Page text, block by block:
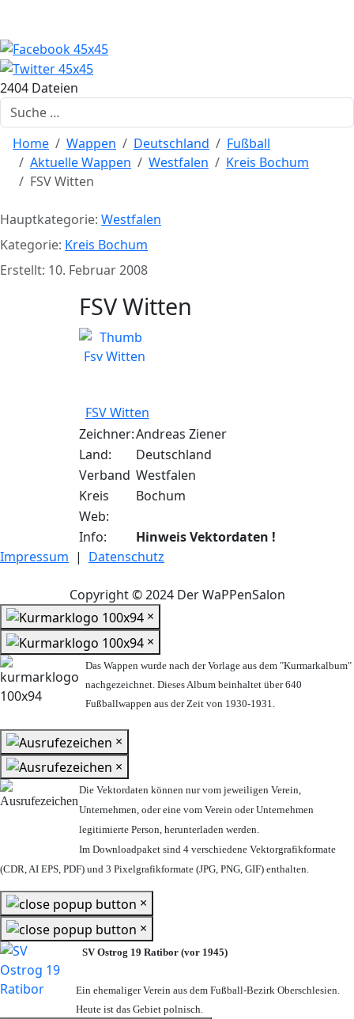
2404 Dateien
Suchen
Home Wappen Deutschland
Fußball
Aktuelle Wappen
Westfalen
Kreis Bochum
FSV Witten
Hauptkategorie: Westfalen
Kategorie: Kreis Bochum
Erstellt: 10. Februar 2008
FSV Witten
FSV Witten
Zeichner:Andreas Ziener
Land:
Deutschland
Verband Westfalen
Kreis
Bochum
Web:
Info:
Hinweis Vektordaten !
Impressum | Datenschutz
Copyright © 2024 Der WaPPenSalon
×
×
Das Wappen wurde nach der Vorlage aus dem "Kurmarkalbum"
nachgezeichnet. Dieses Album beinhaltet über 640
Fußballwappen aus der Zeit von 1930-1931.
×
×
Die Vektordaten können nur vom jeweiligen Verein,
Unternehmen, oder eine vom Verein oder Unternehmen
legitimierte Person, herunterladen werden.
Im Downloadpaket sind 4 verschiedene Vektorgrafikformate
(CDR, AI EPS, PDF) und 3 Pixelgrafikformate (JPG, PNG, GIF) enthalten.
×
×
SV Ostrog 19 Ratibor (vor 1945)
Ein ehemaliger Verein aus dem Fußball-Bezirk Oberschlesien.
Heute ist das Gebiet polnisch.